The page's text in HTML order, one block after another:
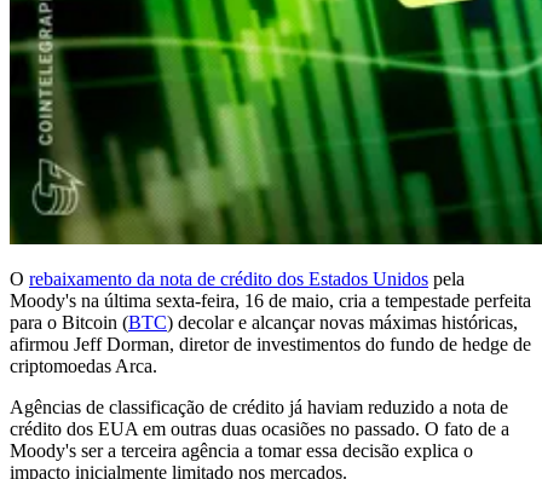
O rebaixamento da nota de crédito dos Estados Unidos pela
Moody's na última sexta-feira, 16 de maio, cria a tempestade perfeita
para o Bitcoin (BTC) decolar e alcançar novas máximas históricas,
afirmou Jeff Dorman, diretor de investimentos do fundo de hedge de
criptomoedas Arca.
Agências de classificação de crédito já haviam reduzido a nota de
crédito dos EUA em outras duas ocasiões no passado. O fato de a
Moody's ser a terceira agência a tomar essa decisão explica o
impacto inicialmente limitado nos mercados.